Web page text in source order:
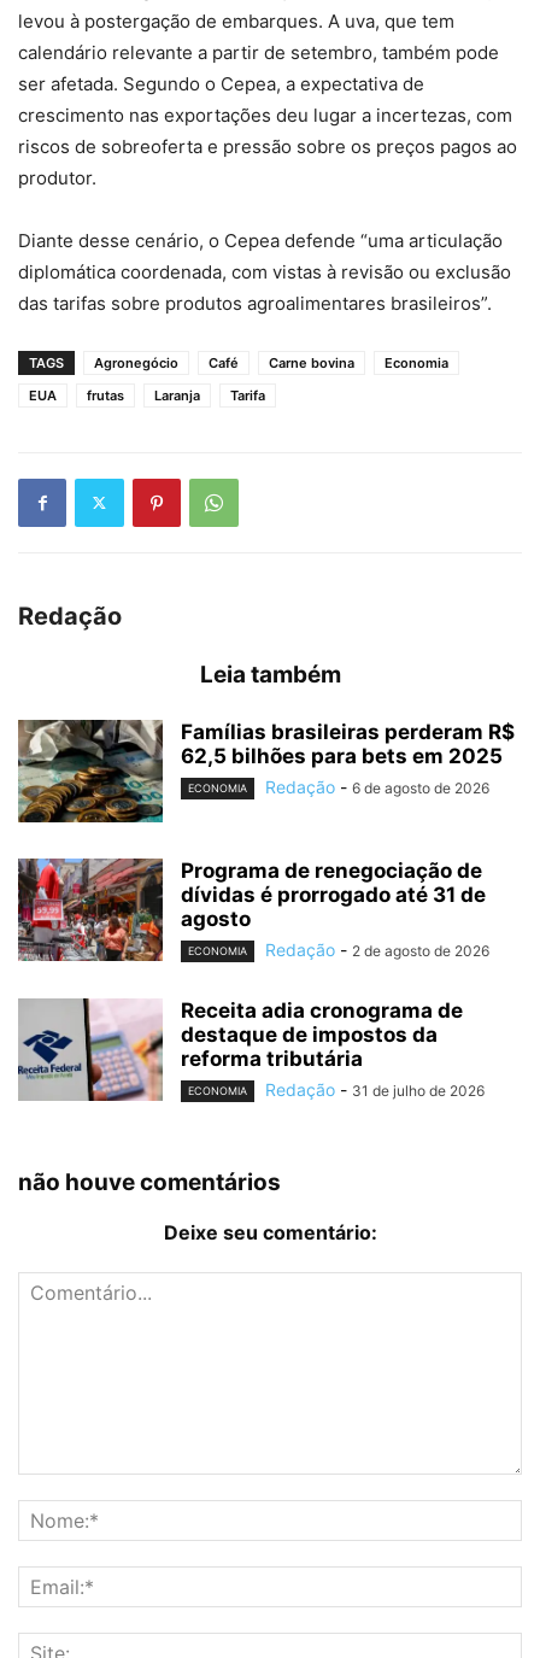
levou à postergação de embarques. A uva, que tem
calendário relevante a partir de setembro, também pode
ser afetada. Segundo o Cepea, a expectativa de
crescimento nas exportações deu lugar a incertezas, com
riscos de sobreoferta e pressão sobre os preços pagos ao
produtor.
Diante desse cenário, o Cepea defende “uma articulação
diplomática coordenada, com vistas à revisão ou exclusão
das tarifas sobre produtos agroalimentares brasileiros”.
TAGS Agronegócio Café Carne bovina
Economia
EUA
frutas Laranja Tarifa
Redação
Leia também
Famílias brasileiras perderam R$
62,5 bilhões para bets em 2025
ECONOMIA Redação - 6 de agosto de 2026
Programa de renegociação de
dívidas é prorrogado até 31 de
agosto
ECONOMIA Redação - 2 de agosto de 2026
Receita adia cronograma de
destaque de impostos da
reforma tributária
ECONOMIA Redação - 31 de julho de 2026
não houve comentários
Deixe seu comentário: